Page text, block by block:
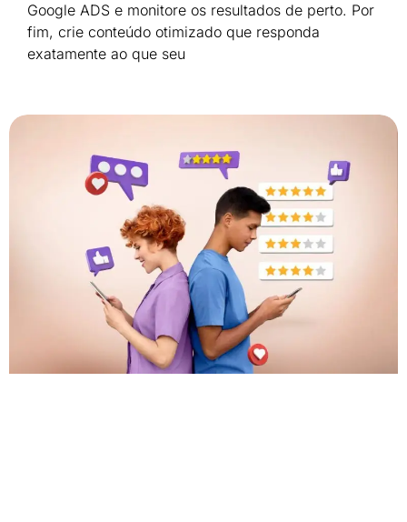
Google ADS e monitore os resultados de perto. Por
fim, crie conteúdo otimizado que responda
exatamente ao que seu